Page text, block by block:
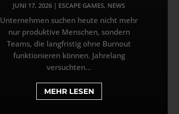
JUNI 17, 2026 | ESCAPE GAMES, NEWS
Unternehmen suchen heute nicht mehr
nur produktive Menschen, sondern
Teams, die langfristig ohne Burnout
funktionieren können. Jahrelang
versuchten...
MEHR LESEN